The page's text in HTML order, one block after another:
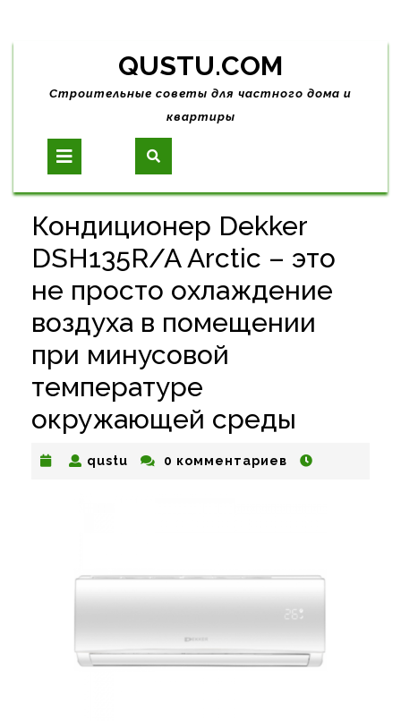
Skip
content
QUSTU.COM
Строительные советы для частного дома и
квартиры
Open
Button
Кондиционер Dekker
DSH135R/A Arctic – это
не просто охлаждение
воздуха в помещении
при минусовой
температуре
окружающей среды
qustu qustu0 комментариев